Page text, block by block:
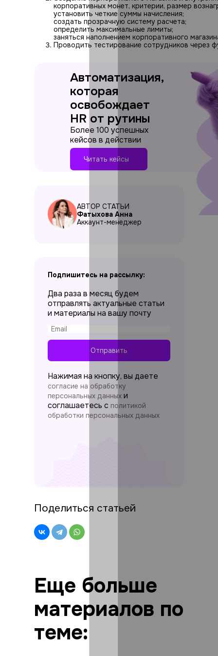
корпоративных монет, критерии, размер
установить четкие суммы начисления;
создать прозрачную систему расчета;
определить максимальные лимиты;
заняться наполнением корпоративного
Проводить тестирование сотрудников через
Автоматизация,
которая
освобождает
HR от рутины
Более 100 успешных
кейсов в действии
Читать кейсы
АВТОР СТАТЬИ
Фатыхова Анна
Аккаунт-менеджер
Подпишитесь на рассылку:
Два раза в месяц будем
отправлять актуальные статьи
и материалы на вашу почту
Отправить
Нажимая на кнопку, вы даете
согласие на обработку
персональных данных и
соглашаетесь c политикой
обработки персональных данных
Поделиться статьей
Еще больше
материалов по
теме: